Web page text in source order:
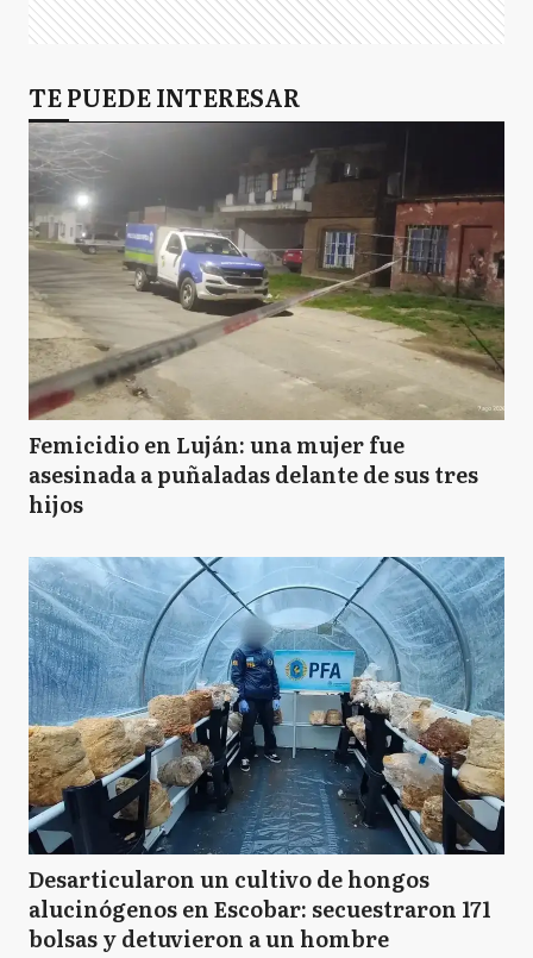
TE PUEDE INTERESAR
Femicidio en Luján: una mujer fue
asesinada a puñaladas delante de sus tres
hijos
Desarticularon un cultivo de hongos
alucinógenos en Escobar: secuestraron 171
bolsas y detuvieron a un hombre